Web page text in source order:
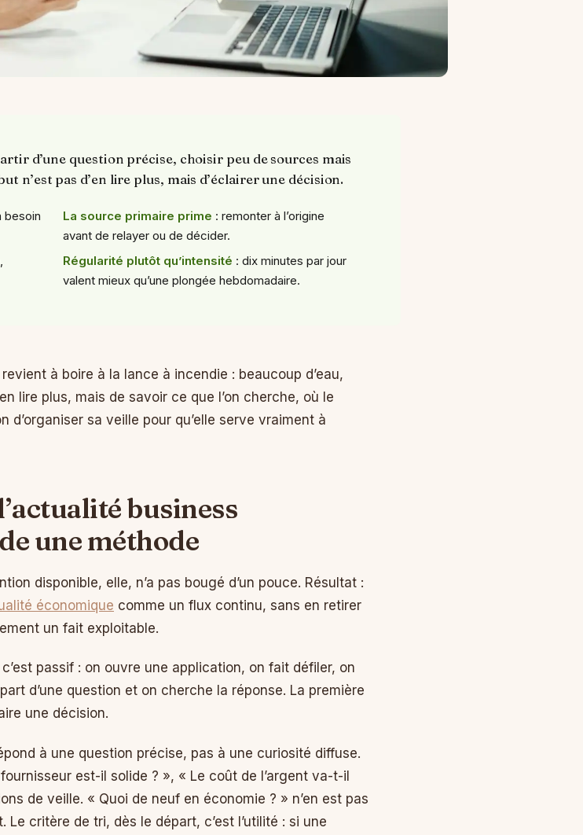
d’une question précise, choisir peu de sources mais
n’est pas d’en lire plus, mais d’éclairer une décision.
besoin
La source primaire prime : remonter à l’origine
avant de relayer ou de décider.
Régularité plutôt qu’intensité : dix minutes par jour
valent mieux qu’une plongée hebdomadaire.
à boire à la lance à incendie : beaucoup d’eau,
lire plus, mais de savoir ce que l’on cherche, où le
d’organiser sa veille pour qu’elle serve vraiment à
business
une méthode
disponible, elle, n’a pas bougé d’un pouce. Résultat :
économique comme un flux continu, sans en retirer
un fait exploitable.
passif : on ouvre une application, on fait défiler, on
d’une question et on cherche la réponse. La première
une décision.
à une question précise, pas à une curiosité diffuse.
est-il solide ? », « Le coût de l’argent va-t-il
de veille. « Quoi de neuf en économie ? » n’en est pas
critère de tri, dès le départ, c’est l’utilité : si une